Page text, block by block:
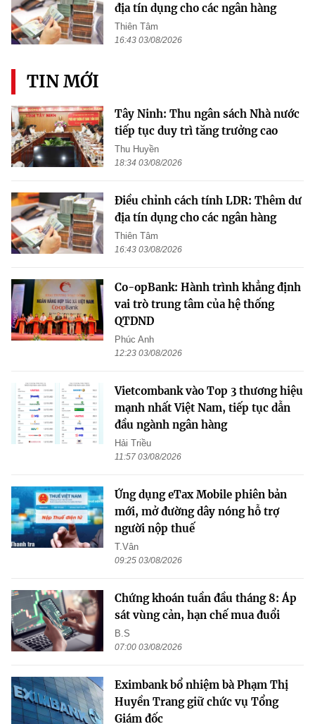
địa tín dụng cho các ngân hàng
Thiên Tâm
16:43 03/08/2026
TIN MỚI
Tây Ninh: Thu ngân sách Nhà nước
tiếp tục duy trì tăng trưởng cao
Thu Huyền
18:34 03/08/2026
Điều chỉnh cách tính LDR: Thêm dư
địa tín dụng cho các ngân hàng
Thiên Tâm
16:43 03/08/2026
Co-opBank: Hành trình khẳng định
vai trò trung tâm của hệ thống
QTDND
Phúc Anh
12:23 03/08/2026
Vietcombank vào Top 3 thương hiệu
mạnh nhất Việt Nam, tiếp tục dẫn
đầu ngành ngân hàng
Hải Triều
11:57 03/08/2026
Ứng dụng eTax Mobile phiên bản
mới, mở đường dây nóng hỗ trợ
người nộp thuế
T.Vân
09:25 03/08/2026
Chứng khoán tuần đầu tháng 8: Áp
sát vùng cản, hạn chế mua đuổi
B.S
07:00 03/08/2026
Eximbank bổ nhiệm bà Phạm Thị
Huyền Trang giữ chức vụ Tổng
Giám đốc